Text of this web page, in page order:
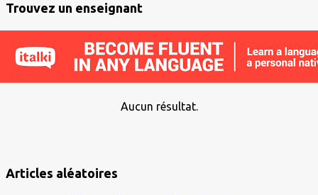
i
Trouvez un enseignant
Aucun résultat.
Articles aléatoires